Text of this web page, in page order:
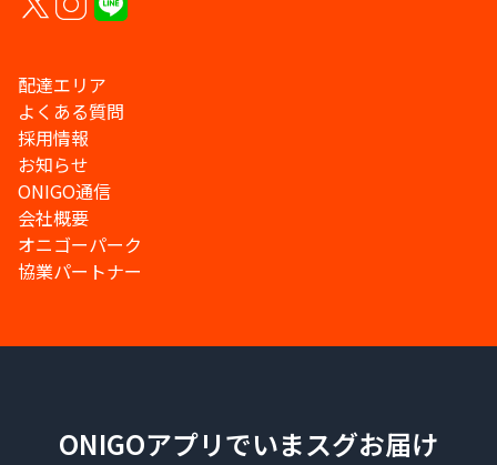
配達エリア
よくある質問
採用情報
お知らせ
ONIGO通信
会社概要
オニゴーパーク
協業パートナー
ONIGOアプリでいまスグお届け